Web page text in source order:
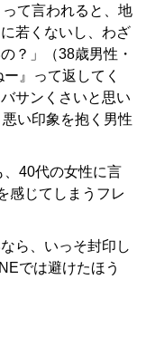
て言われると、地
若くないし、わざ
？」（38歳男性・
』って返してく
サンくさいと思い
い印象を抱く男性
40代の女性に言
感じてしまうフレ
ら、いっそ封印し
では避けたほう